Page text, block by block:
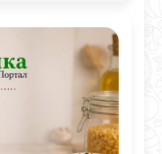
вкуса. В
и
или хамин.